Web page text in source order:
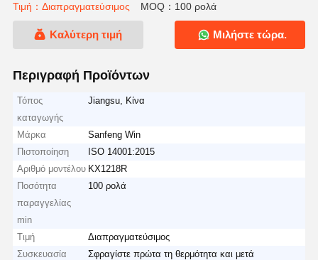
Τιμή：Διαπραγματεύσιμος MOQ：100 ρολά
Καλύτερη τιμή Μιλήστε τώρα.
Περιγραφή Προϊόντων
Τόπος
καταγωγής
Jiangsu, Κίνα
Μάρκα
Sanfeng Win
Πιστοποίηση
ISO 14001:2015
Αριθμό μοντέλου KX1218R
Ποσότητα
παραγγελίας
min
100 ρολά
Τιμή
Διαπραγματεύσιμος
Συσκευασία
Σφραγίστε πρώτα τη θερμότητα και μετά